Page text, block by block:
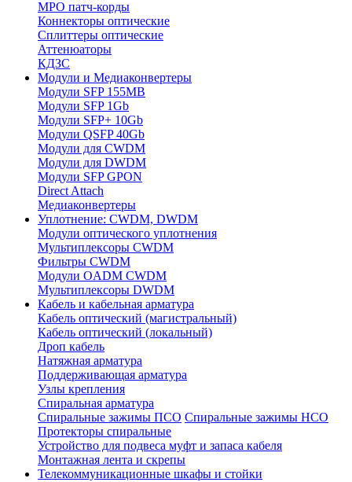
MPO патч-корды
Коннекторы оптические
Сплиттеры оптические
Аттенюаторы
КДЗС
Модули и Медиаконвертеры
Модули SFP 155MB
Модули SFP 1Gb
Модули SFP+ 10Gb
Модули QSFP 40Gb
Модули для CWDM
Модули для DWDM
Модули SFP GPON
Direct Attach
Медиаконвертеры
Уплотнение: CWDM, DWDM
Модули оптического уплотнения
Мультиплексоры CWDM
Фильтры CWDM
Модули OADM CWDM
Мультиплексоры DWDM
Кабель и кабельная арматура
Кабель оптический (магистральный)
Кабель оптический (локальный)
Дроп кабель
Натяжная арматура
Поддерживающая арматура
Узлы крепления
Спиральная арматура
Спиральные зажимы ПСО Спиральные зажимы НСО
Протекторы спиральные
Устройство для подвеса муфт и запаса кабеля
Монтажная лента и скрепы
Телекоммуникационные шкафы и стойки